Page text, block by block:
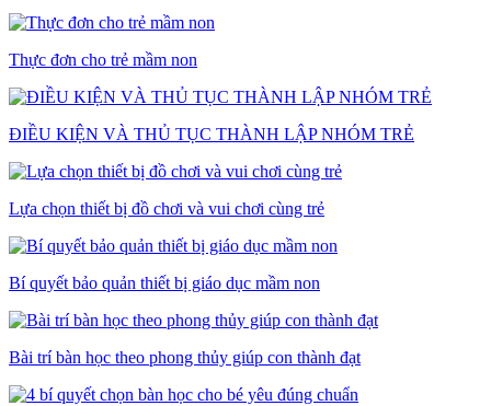
Thực đơn cho trẻ mầm non
ĐIỀU KIỆN VÀ THỦ TỤC THÀNH LẬP NHÓM TRẺ
Lựa chọn thiết bị đồ chơi và vui chơi cùng trẻ
Bí quyết bảo quản thiết bị giáo dục mầm non
Bài trí bàn học theo phong thủy giúp con thành đạt